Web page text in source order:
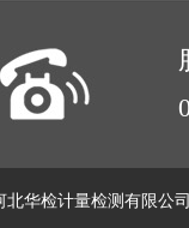
北华检计量检测有限